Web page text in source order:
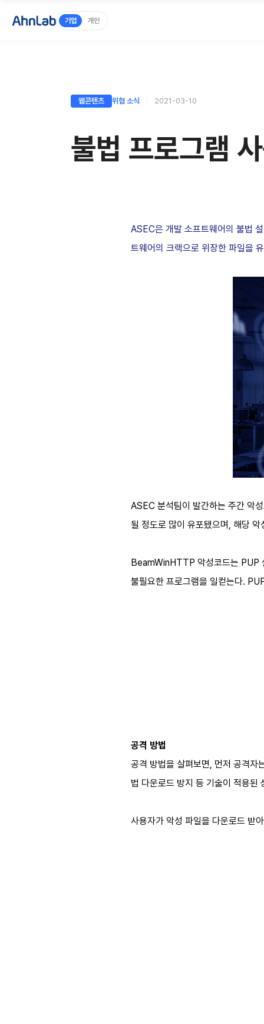
기업 개인
웹콘텐츠 위협 소식 2021-03-10
불법 프로그램
ASEC은 개발 소프트웨어의 불법
트웨어의 크랙으로 위장한 파일을
ASEC 분석팀이 발간하는 주간 악
될 정도로 많이 유포됐으며, 해당
BeamWinHTTP 악성코드는 PUP
불필요한 프로그램을 일컫는다.
공격 방법
공격 방법을 살펴보면, 먼저 공격자
법 다운로드 방지 등 기술이 적용된
사용자가 악성 파일을 다운로드 받